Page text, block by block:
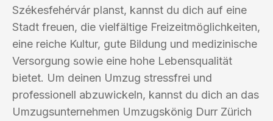
Székesfehérvár planst, kannst du dich auf eine
Stadt freuen, die vielfältige Freizeitmöglichkeiten,
eine reiche Kultur, gute Bildung und medizinische
Versorgung sowie eine hohe Lebensqualität
bietet. Um deinen Umzug stressfrei und
professionell abzuwickeln, kannst du dich an das
Umzugsunternehmen Umzugskönig Durr Zürich